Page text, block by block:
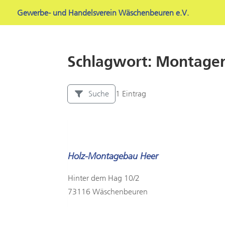
Gewerbe- und Handelsverein Wäschenbeuren e.V.
Schlagwort:
Suche 1 Eintrag
Holz-Montagebau Heer
Hinter dem Hag 10/2
73116 Wäschenbeuren